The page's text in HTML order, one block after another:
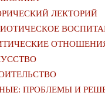
ЛЕКТОРИЙ
ПРОБЛЕМЫ И